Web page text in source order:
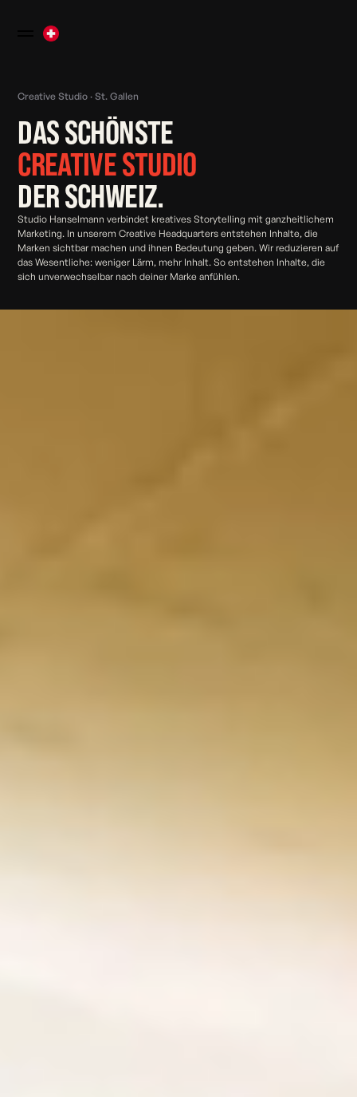
Creative Studio · St. Gallen
DAS SCHÖNSTE
CREATIVE STUDIO
DER SCHWEIZ.
Studio Hanselmann verbindet kreatives Storytelling mit ganzheitlichem
Marketing. In unserem Creative Headquarters entstehen Inhalte, die
Marken sichtbar machen und ihnen Bedeutung geben. Wir reduzieren auf
das Wesentliche: weniger Lärm, mehr Inhalt. So entstehen Inhalte, die
sich unverwechselbar nach deiner Marke anfühlen.